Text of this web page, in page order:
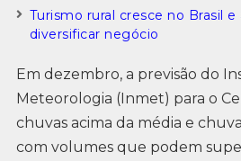
Turismo rural cresce no Brasil e
diversificar negócio
Em dezembro, a previsão do
Meteorologia (Inmet) para o
chuvas acima da média e
com volumes que podem